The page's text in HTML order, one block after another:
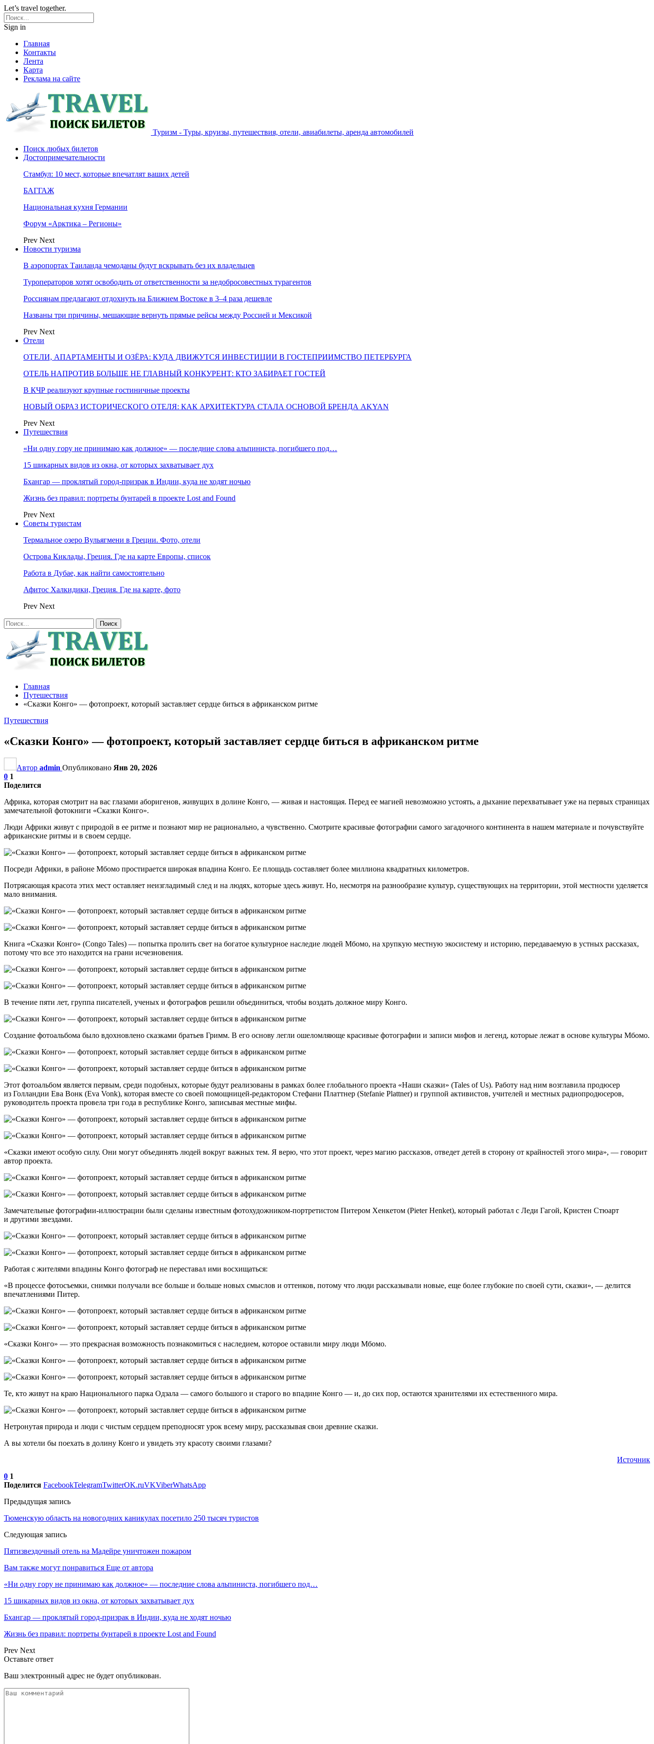
Let’s travel together.
Sign in
Главная
Контакты
Лента
Карта
Реклама на сайте
Туризм - Туры, круизы, путешествия, отели, авиабилеты, аренда автомобилей
Поиск любых билетов
Достопримечательности
Стамбул: 10 мест, которые впечатлят ваших детей
БАГГАЖ
Национальная кухня Германии
Форум «Арктика – Регионы»
Prev Next
Новости туризма
В аэропортах Таиланда чемоданы будут вскрывать без их владельцев
Туроператоров хотят освободить от ответственности за недобросовестных турагентов
Россиянам предлагают отдохнуть на Ближнем Востоке в 3–4 раза дешевле
Названы три причины, мешающие вернуть прямые рейсы между Россией и Мексикой
Prev Next
Отели
ОТЕЛИ, АПАРТАМЕНТЫ И ОЗЁРА: КУДА ДВИЖУТСЯ ИНВЕСТИЦИИ В ГОСТЕПРИИМСТВО ПЕТЕРБУРГА
ОТЕЛЬ НАПРОТИВ БОЛЬШЕ НЕ ГЛАВНЫЙ КОНКУРЕНТ: КТО ЗАБИРАЕТ ГОСТЕЙ
В КЧР реализуют крупные гостиничные проекты
НОВЫЙ ОБРАЗ ИСТОРИЧЕСКОГО ОТЕЛЯ: КАК АРХИТЕКТУРА СТАЛА ОСНОВОЙ БРЕНДА AKYAN
Prev Next
Путешествия
«Ни одну гору не принимаю как должное» — последние слова альпиниста, погибшего под…
15 шикарных видов из окна, от которых захватывает дух
Бхангар — проклятый город-призрак в Индии, куда не ходят ночью
Жизнь без правил: портреты бунтарей в проекте Lost and Found
Prev Next
Советы туристам
Термальное озеро Вульягмени в Греции. Фото, отели
Острова Киклады, Греция. Где на карте Европы, список
Работа в Дубае, как найти самостоятельно
Афитос Халкидики, Греция. Где на карте, фото
Prev Next
Главная
Путешествия
«Сказки Конго» — фотопроект, который заставляет сердце биться в африканском ритме
Путешествия
«Сказки Конго» — фотопроект, который заставляет сердце биться в африканском ритме
Автор admin Опубликовано Янв 20, 2026
0 1
Поделится
Африка, которая смотрит на вас глазами аборигенов, живущих в долине Конго, — живая и настоящая. Перед ее магией невозможно устоять, а дыхание перехватывает уже на первых страницах
замечательной фотокниги «Сказки Конго».
Люди Африки живут с природой в ее ритме и познают мир не рационально, а чувственно. Смотрите красивые фотографии самого загадочного континента в нашем материале и почувствуйте
африканские ритмы и в своем сердце.
Посреди Африки, в районе Мбомо простирается широкая впадина Конго. Ее площадь составляет более миллиона квадратных километров.
Потрясающая красота этих мест оставляет неизгладимый след и на людях, которые здесь живут. Но, несмотря на разнообразие культур, существующих на территории, этой местности уделяется
мало внимания.
Книга «Сказки Конго» (Congo Tales) — попытка пролить свет на богатое культурное наследие людей Мбомо, на хрупкую местную экосистему и историю, передаваемую в устных рассказах,
потому что все это находится на грани исчезновения.
В течение пяти лет, группа писателей, ученых и фотографов решили объединиться, чтобы воздать должное миру Конго.
Создание фотоальбома было вдохновлено сказками братьев Гримм. В его основу легли ошеломляюще красивые фотографии и записи мифов и легенд, которые лежат в основе культуры Мбомо.
Этот фотоальбом является первым, среди подобных, которые будут реализованы в рамках более глобального проекта «Наши сказки» (Tales of Us). Работу над ним возглавила продюсер
из Голландии Ева Вонк (Eva Vonk), которая вместе со своей помощницей-редактором Стефани Платтнер (Stefanie Plattner) и группой активистов, учителей и местных радиопродюсеров,
руководитель проекта провела три года в республике Конго, записывая местные мифы.
«Сказки имеют особую силу. Они могут объединять людей вокруг важных тем. Я верю, что этот проект, через магию рассказов, отведет детей в сторону от крайностей этого мира», — говорит
автор проекта.
Замечательные фотографии-иллюстрации были сделаны известным фотохудожником-портретистом Питером Хенкетом (Pieter Henket), который работал с Леди Гагой, Кристен Стюарт
и другими звездами.
Работая с жителями впадины Конго фотограф не переставал ими восхищаться:
«В процессе фотосъемки, снимки получали все больше и больше новых смыслов и оттенков, потому что люди рассказывали новые, еще более глубокие по своей сути, сказки», — делится
впечатлениями Питер.
«Сказки Конго» — это прекрасная возможность познакомиться с наследием, которое оставили миру люди Мбомо.
Те, кто живут на краю Национального парка Одзала — самого большого и старого во впадине Конго — и, до сих пор, остаются хранителями их естественного мира.
Нетронутая природа и люди с чистым сердцем преподносят урок всему миру, рассказывая свои древние сказки.
А вы хотели бы поехать в долину Конго и увидеть эту красоту своими глазами?
Источник
0 1
Поделится FacebookTelegramTwitterOK.ruVKViberWhatsApp
Предыдущая запись
Тюменскую область на новогодних каникулах посетило 250 тысяч туристов
Следующая запись
Пятизвездочный отель на Мадейре уничтожен пожаром
Вам также могут понравиться Еще от автора
«Ни одну гору не принимаю как должное» — последние слова альпиниста, погибшего под…
15 шикарных видов из окна, от которых захватывает дух
Бхангар — проклятый город-призрак в Индии, куда не ходят ночью
Жизнь без правил: портреты бунтарей в проекте Lost and Found
Prev Next
Оставьте ответ
Ваш электронный адрес не будет опубликован.